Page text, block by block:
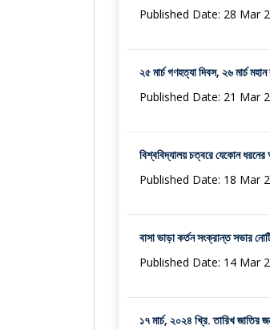
Published Date: 28 Mar
২৫ মার্চ গণহত্যা দিবস, ২৬ মার্চ
Published Date: 21 Mar
বিশ্ববিদ্যালয় চত্বরে যেকোন
Published Date: 18 Mar
বাসা ভাড়া কর্তন সংক্রান্ত সভার
Published Date: 14 Mar
১৭ মার্চ, ২০২৪ খ্রি. তারিখ জাতির